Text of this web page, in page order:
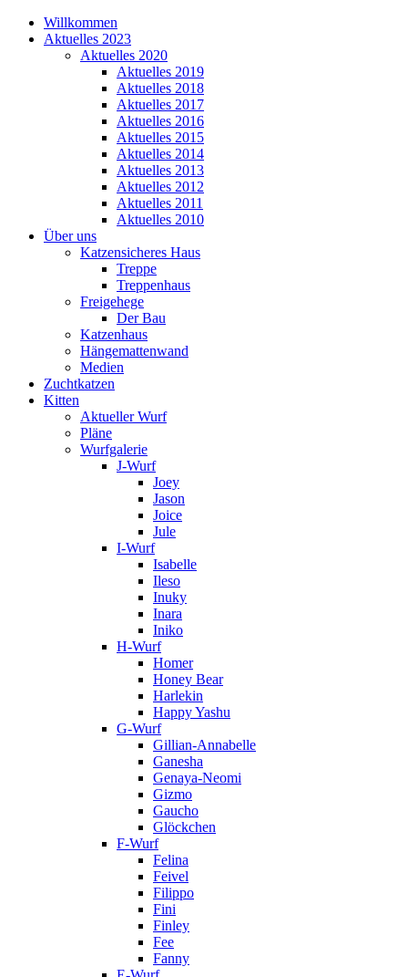
Willkommen
Aktuelles 2023
Aktuelles 2020
Aktuelles 2019
Aktuelles 2018
Aktuelles 2017
Aktuelles 2016
Aktuelles 2015
Aktuelles 2014
Aktuelles 2013
Aktuelles 2012
Aktuelles 2011
Aktuelles 2010
Über uns
Katzensicheres Haus
Treppe
Treppenhaus
Freigehege
Der Bau
Katzenhaus
Hängemattenwand
Medien
Zuchtkatzen
Kitten
Aktueller Wurf
Pläne
Wurfgalerie
J-Wurf
Joey
Jason
Joice
Jule
I-Wurf
Isabelle
Ileso
Inuky
Inara
Iniko
H-Wurf
Homer
Honey Bear
Harlekin
Happy Yashu
G-Wurf
Gillian-Annabelle
Ganesha
Genaya-Neomi
Gizmo
Gaucho
Glöckchen
F-Wurf
Felina
Feivel
Filippo
Fini
Finley
Fee
Fanny